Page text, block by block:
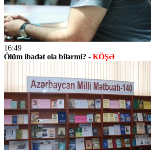
16:49
Ölüm ibadət ola bilərmi? - KÖŞƏ